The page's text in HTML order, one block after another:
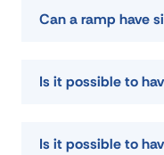
Can a ramp have
Is it possible to
Is it possible to